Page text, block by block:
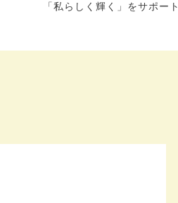
「私らしく輝く」をサポート